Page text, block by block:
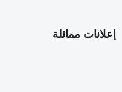
إعلانات مماثلة